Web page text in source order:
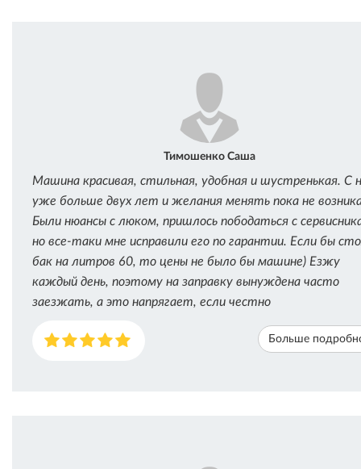
Тимошенко Саша
Машина красивая, стильная, удобная и шустренькая. С
уже больше двух лет и желания менять пока не
Были нюансы с люком, пришлось пободаться с
но все-таки мне исправили его по гарантии. Если бы
бак на литров 60, то цены не было бы машине) Езжу
каждый день, поэтому на заправку вынуждена часто
заезжать, а это напрягает, если честно
Больше